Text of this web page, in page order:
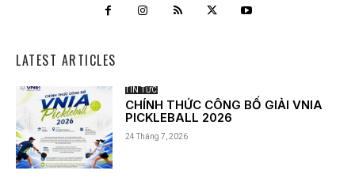
LATEST ARTICLES
TIN TỨC
CHÍNH THỨC CÔNG BỐ GIẢI VNIA
PICKLEBALL 2026
24 Tháng 7, 2026